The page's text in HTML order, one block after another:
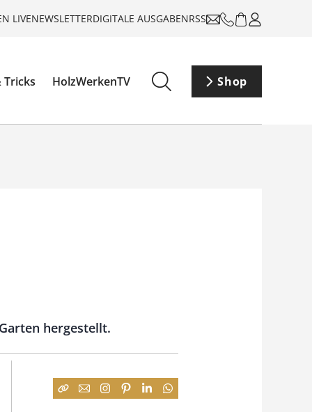
LIVENEWSLETTERDIGITALE AUSGABENRSS
Tricks HolzWerkenTV Shop
hergestellt.